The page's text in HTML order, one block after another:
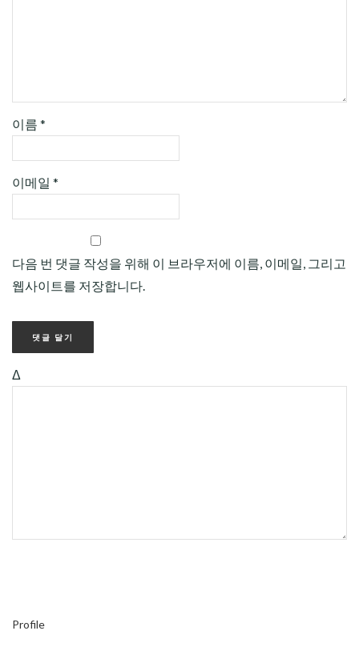
이름 *
이메일 *
다음 번 댓글 작성을 위해 이 브라우저에 이름, 이메일, 그리고
웹사이트를 저장합니다.
Δ
Profile